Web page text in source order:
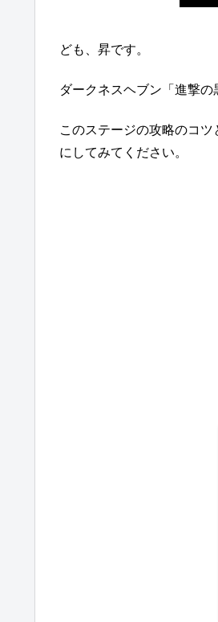
ども、昇です。
ダークネスヘブン「進撃
このステージの攻略のコ
にしてみてください。